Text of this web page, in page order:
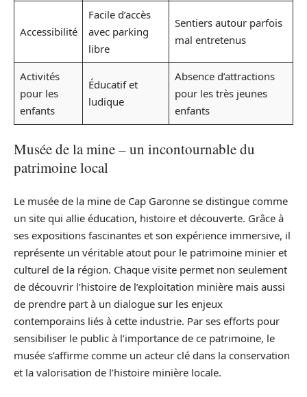
Accessibilité
Facile d’accès
avec parking
libre
Sentiers autour parfois
mal entretenus
Activités
pour les
enfants
Éducatif et
ludique
Absence d’attractions
pour les très jeunes
enfants
Musée de la mine – un incontournable du
patrimoine local
Le musée de la mine de Cap Garonne se distingue comme
un site qui allie éducation, histoire et découverte. Grâce à
ses expositions fascinantes et son expérience immersive, il
représente un véritable atout pour le patrimoine minier et
culturel de la région. Chaque visite permet non seulement
de découvrir l’histoire de l’exploitation minière mais aussi
de prendre part à un dialogue sur les enjeux
contemporains liés à cette industrie. Par ses efforts pour
sensibiliser le public à l’importance de ce patrimoine, le
musée s’affirme comme un acteur clé dans la conservation
et la valorisation de l’histoire minière locale.